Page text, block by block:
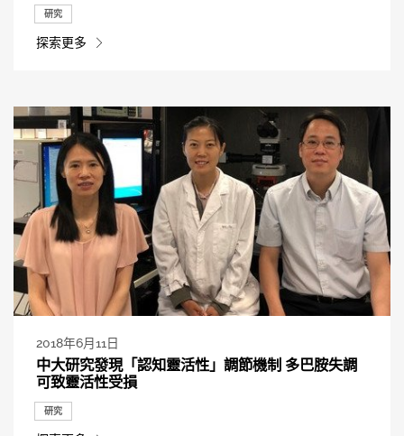
研究
探索更多
2018年6月11日
中大研究發現「認知靈活性」調節機制 多巴胺失調
可致靈活性受損
研究